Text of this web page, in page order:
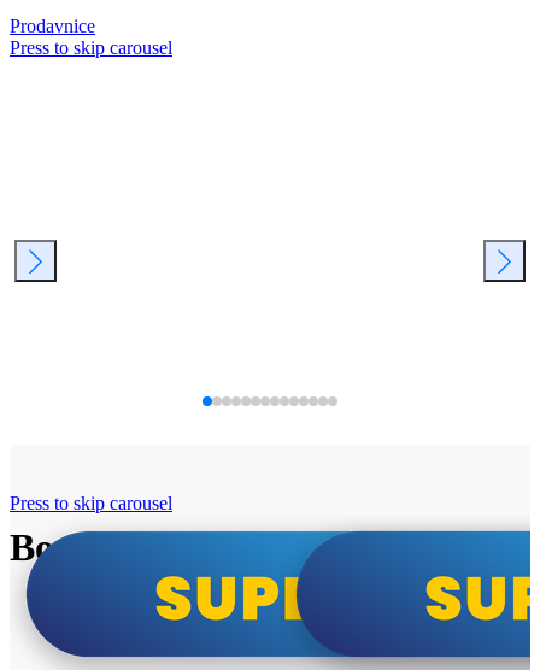
Prodavnice
Press to skip carousel
Bosch super cene
Press to skip carousel